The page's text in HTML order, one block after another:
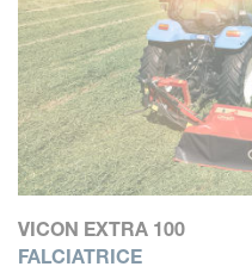
VICON EXTRA 100
FALCIATRICE